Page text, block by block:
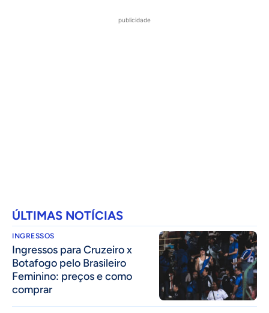
publicidade
ÚLTIMAS NOTÍCIAS
INGRESSOS
Ingressos para Cruzeiro x
Botafogo pelo Brasileiro
Feminino: preços e como
comprar